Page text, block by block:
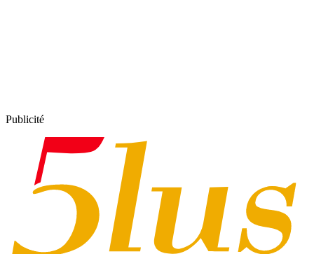
Publicité